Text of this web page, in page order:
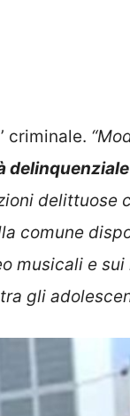
criminale.
delinquenziale
delittuose
comune
musicali e
gli